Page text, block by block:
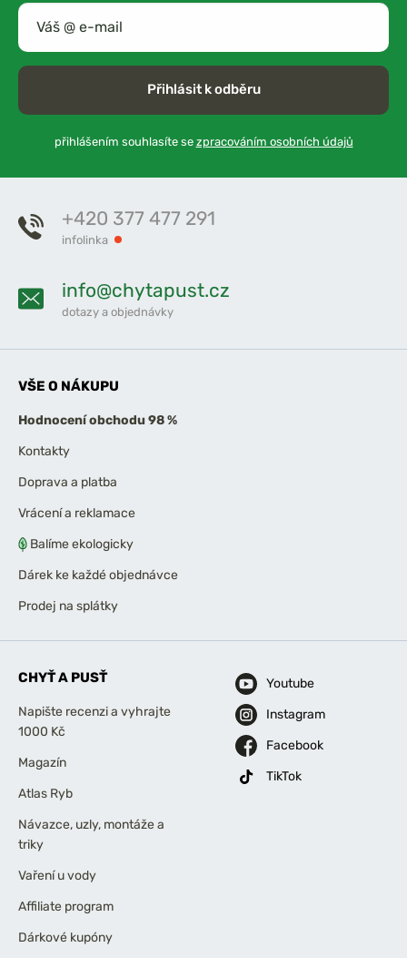
Přihlásit k odběru
přihlášením souhlasíte se zpracováním osobních údajů
+420 377 477 291
infolinka
info@chytapust.cz
dotazy a objednávky
VŠE O NÁKUPU
Hodnocení obchodu 98 %
Kontakty
Doprava a platba
Vrácení a reklamace
Balíme ekologicky
Dárek ke každé objednávce
Prodej na splátky
CHYŤ A PUSŤ
Napište recenzi a vyhrajte
1000 Kč
Magazín
Atlas Ryb
Návazce, uzly, montáže a
triky
Vaření u vody
Affiliate program
Dárkové kupóny
Youtube
Instagram
Facebook
TikTok